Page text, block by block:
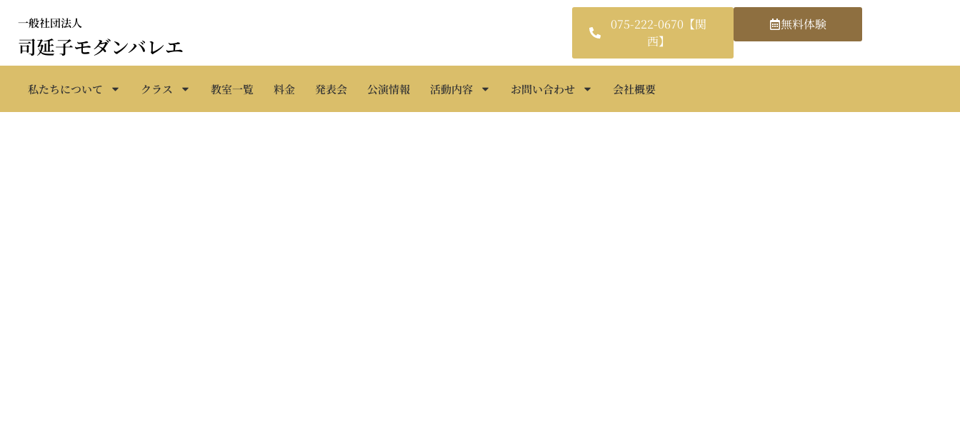
ス
一般社団法人
司延子モダンバレエ
075-222-0670【関
西】
無料体験
私たちについて クラス 教室一覧 料金 発表会 公演情報 活動内容 お問い合わせ 会社概要